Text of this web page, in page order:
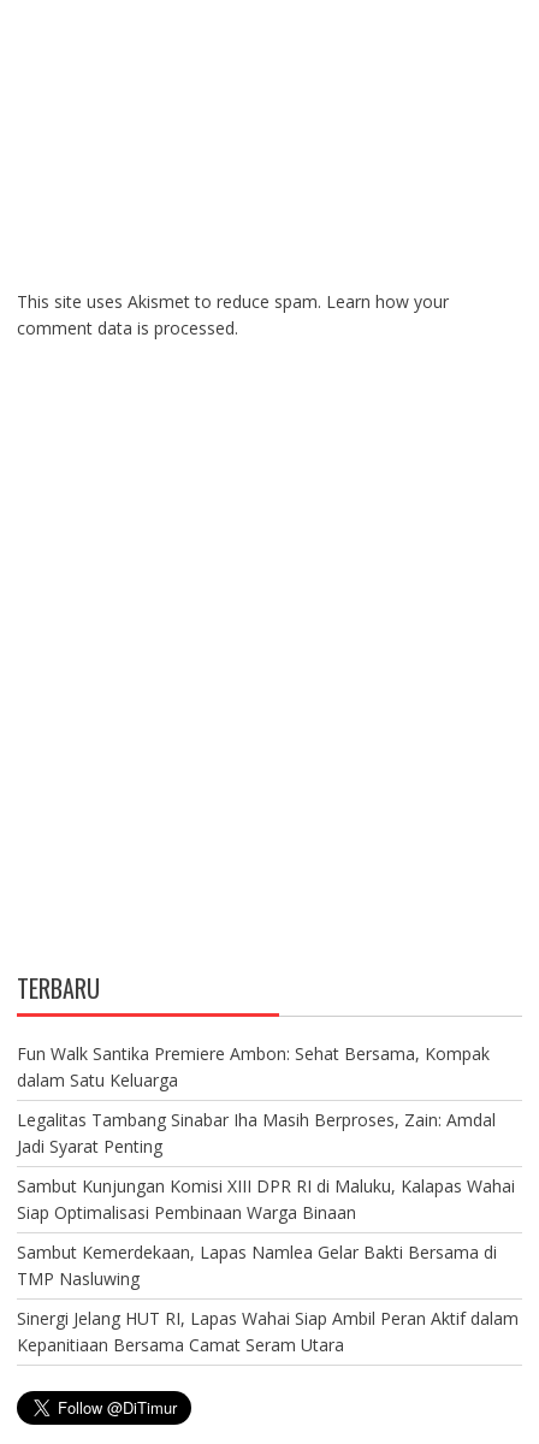
This site uses Akismet to reduce spam. Learn how your
comment data is processed.
TERBARU
Fun Walk Santika Premiere Ambon: Sehat Bersama, Kompak
dalam Satu Keluarga
Legalitas Tambang Sinabar Iha Masih Berproses, Zain: Amdal
Jadi Syarat Penting
Sambut Kunjungan Komisi XIII DPR RI di Maluku, Kalapas Wahai
Siap Optimalisasi Pembinaan Warga Binaan
Sambut Kemerdekaan, Lapas Namlea Gelar Bakti Bersama di
TMP Nasluwing
Sinergi Jelang HUT RI, Lapas Wahai Siap Ambil Peran Aktif dalam
Kepanitiaan Bersama Camat Seram Utara